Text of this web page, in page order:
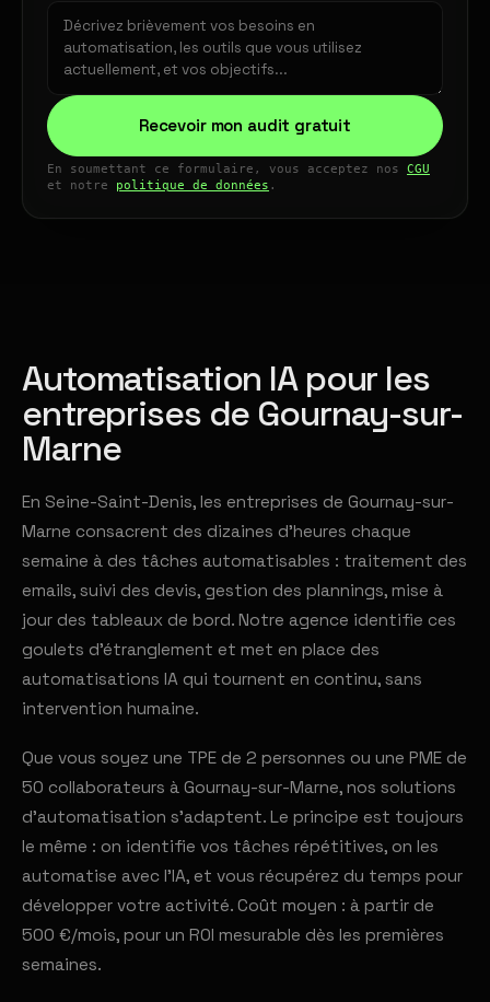
Recevoir mon audit gratuit
En soumettant ce formulaire, vous acceptez nos CGU
et notre politique de données .
Automatisation IA pour les
entreprises de Gournay-sur-
Marne
En Seine-Saint-Denis, les entreprises de Gournay-sur-
Marne consacrent des dizaines d'heures chaque
semaine à des tâches automatisables : traitement des
emails, suivi des devis, gestion des plannings, mise à
jour des tableaux de bord. Notre agence identifie ces
goulets d'étranglement et met en place des
automatisations IA qui tournent en continu, sans
intervention humaine.
Que vous soyez une TPE de 2 personnes ou une PME de
50 collaborateurs à Gournay-sur-Marne, nos solutions
d'automatisation s'adaptent. Le principe est toujours
le même : on identifie vos tâches répétitives, on les
automatise avec l'IA, et vous récupérez du temps pour
développer votre activité. Coût moyen : à partir de
500 €/mois, pour un ROI mesurable dès les premières
semaines.